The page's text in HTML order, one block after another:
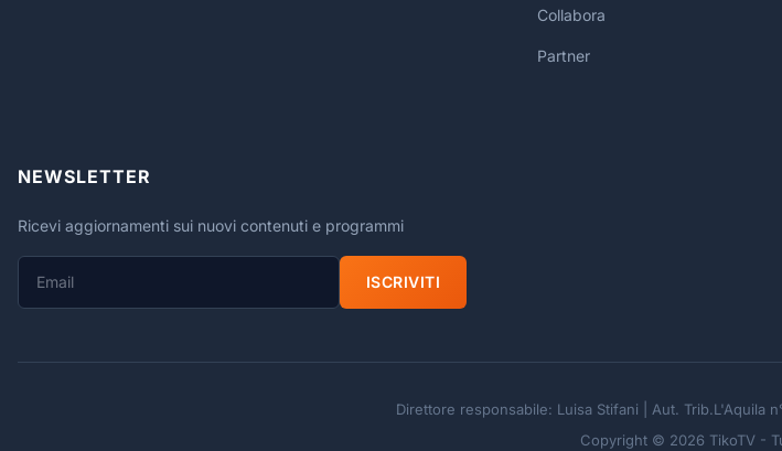
Collabora
Partner
NEWSLETTER
Ricevi aggiornamenti sui nuovi contenuti e programmi
ISCRIVITI
Direttore responsabile: Luisa Stifani | Aut. Trib.L'Aquila
Copyright © 2026 TikoTV -